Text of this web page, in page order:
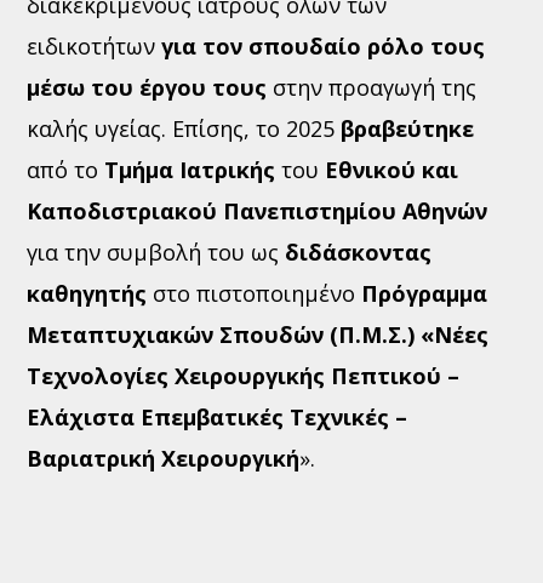
ειδικοτήτωνγια τον σπουδαίο ρόλο τους
μέσω του έργου τους στην προαγωγή της
καλής υγείας. Επίσης, το 2025 βραβεύτηκε
από το Τμήμα Ιατρικής του Εθνικού και
Καποδιστριακού Πανεπιστημίου Αθηνών
για την συμβολή του ως διδάσκοντας
καθηγητής στο πιστοποιημένο Πρόγραμμα
Μεταπτυχιακών Σπουδών (Π.Μ.Σ.) «Νέες
Τεχνολογίες Χειρουργικής Πεπτικού –
Ελάχιστα Επεμβατικές Τεχνικές –
Βαριατρική Χειρουργική».